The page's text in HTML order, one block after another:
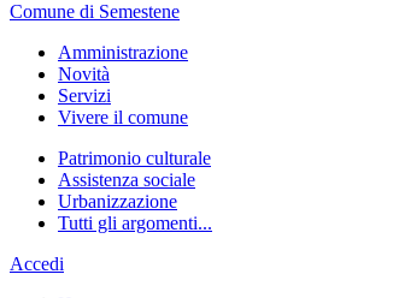
Comune di Semestene
Amministrazione
Novità
Servizi
Vivere il comune
Patrimonio culturale
Assistenza sociale
Urbanizzazione
Tutti gli argomenti...
Accedi